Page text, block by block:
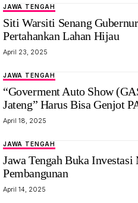
JAWA TENGAH
Siti Warsiti Senang
Pertahankan Lahan Hijau
April 23, 2025
JAWA TENGAH
“Goverment Auto Show
Jateng” Harus Bisa Genjot
April 18, 2025
JAWA TENGAH
Jawa Tengah Buka
Pembangunan
April 14, 2025